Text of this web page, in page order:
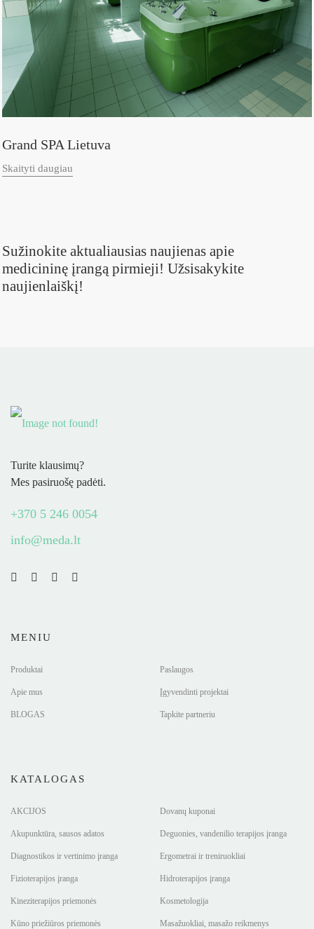
Grand SPA Lietuva
Skaityti daugiau
Sužinokite aktualiausias naujienas apie
medicininę įrangą pirmieji! Užsisakykite
naujienlaiškį!
Turite klausimų?
Mes pasiruošę padėti.
+370 5 246 0054
info@meda.lt
MENIU
Produktai Paslaugos
Apie mus Įgyvendinti projektai
BLOGAS Tapkite partneriu
KATALOGAS
AKCIJOS Dovanų kuponai
Akupunktūra, sausos adatos Deguonies, vandenilio terapijos įranga
Diagnostikos ir vertinimo įranga Ergometrai ir treniruokliai
Fizioterapijos įranga Hidroterapijos įranga
Kineziterapijos priemonės Kosmetologija
Kūno priežiūros priemonės Masažuokliai, masažo reikmenys